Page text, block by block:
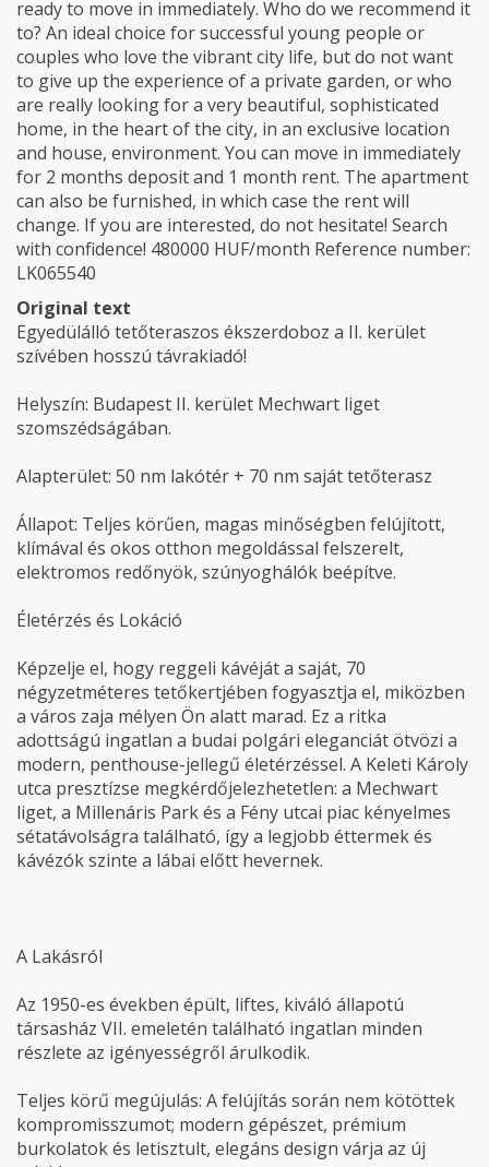
ready to move in immediately. Who do we recommend it
to? An ideal choice for successful young people or
couples who love the vibrant city life, but do not want
to give up the experience of a private garden, or who
are really looking for a very beautiful, sophisticated
home, in the heart of the city, in an exclusive location
and house, environment. You can move in immediately
for 2 months deposit and 1 month rent. The apartment
can also be furnished, in which case the rent will
change. If you are interested, do not hesitate! Search
with confidence! 480000 HUF/month Reference number:
LK065540
Original text
Egyedülálló tetőteraszos ékszerdoboz a II. kerület
szívében hosszú távrakiadó!
Helyszín: Budapest II. kerület Mechwart liget
szomszédságában.
Alapterület: 50 nm lakótér + 70 nm saját tetőterasz
Állapot: Teljes körűen, magas minőségben felújított,
klímával és okos otthon megoldással felszerelt,
elektromos redőnyök, szúnyoghálók beépítve.
Életérzés és Lokáció
Képzelje el, hogy reggeli kávéját a saját, 70
négyzetméteres tetőkertjében fogyasztja el, miközben
a város zaja mélyen Ön alatt marad. Ez a ritka
adottságú ingatlan a budai polgári eleganciát ötvözi a
modern, penthouse-jellegű életérzéssel. A Keleti Károly
utca presztízse megkérdőjelezhetetlen: a Mechwart
liget, a Millenáris Park és a Fény utcai piac kényelmes
sétatávolságra található, így a legjobb éttermek és
kávézók szinte a lábai előtt hevernek.
A Lakásról
Az 1950-es években épült, liftes, kiváló állapotú
társasház VII. emeletén található ingatlan minden
részlete az igényességről árulkodik.
Teljes körű megújulás: A felújítás során nem kötöttek
kompromisszumot; modern gépészet, prémium
burkolatok és letisztult, elegáns design várja az új